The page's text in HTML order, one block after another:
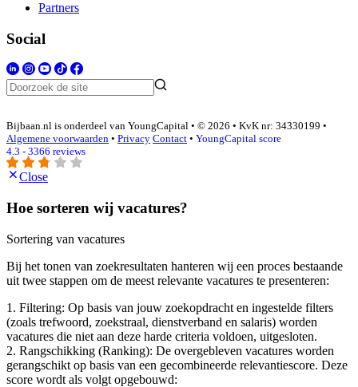
Partners
Social
Bijbaan.nl is onderdeel van YoungCapital • © 2026 • KvK nr: 34330199 •
Algemene voorwaarden • Privacy Contact • YoungCapital score
4.3 - 3366 reviews
Close
Hoe sorteren wij vacatures?
Sortering van vacatures
Bij het tonen van zoekresultaten hanteren wij een proces bestaande
uit twee stappen om de meest relevante vacatures te presenteren:
1. Filtering: Op basis van jouw zoekopdracht en ingestelde filters
(zoals trefwoord, zoekstraal, dienstverband en salaris) worden
vacatures die niet aan deze harde criteria voldoen, uitgesloten.
2. Rangschikking (Ranking): De overgebleven vacatures worden
gerangschikt op basis van een gecombineerde relevantiescore. Deze
score wordt als volgt opgebouwd: